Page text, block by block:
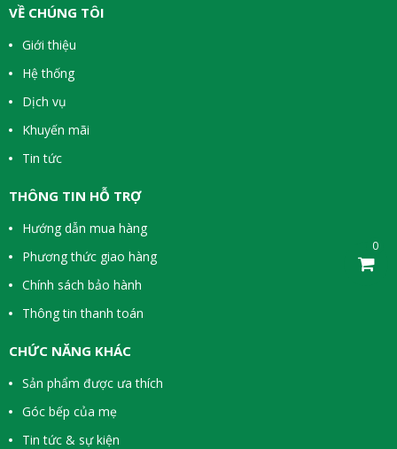
0
VỀ CHÚNG TÔI
Giới thiệu
Hệ thống
Dịch vụ
Khuyến mãi
Tin tức
THÔNG TIN HỖ TRỢ
Hướng dẫn mua hàng
Phương thức giao hàng
Chính sách bảo hành
Thông tin thanh toán
CHỨC NĂNG KHÁC
Sản phẩm được ưa thích
Góc bếp của mẹ
Tin tức & sự kiện